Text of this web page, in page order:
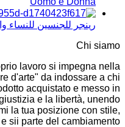
رينجر للجنسين للنساء
Chi siamo
lavoro si impegna nella
d'arte" da indossare a chi
acquistato e messo in
e la libertà, unendo
la tua posizione con stile,
sii parte del cambiamento.